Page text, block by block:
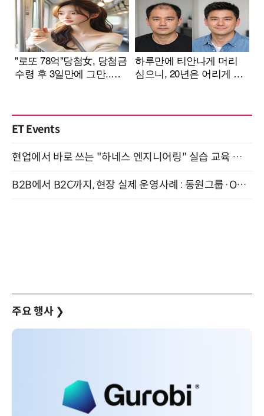
ET Events
현업에서 바로 쓰는 "하네스 엔지니어링" 실습 교육 워크숍 8월 20일 개최
B2B에서 B2C까지, 현장 실제 운영사례 : 동원그룹·OCI·다이닝브랜즈그룹·당근 (8/27)
주요 행사 ❯